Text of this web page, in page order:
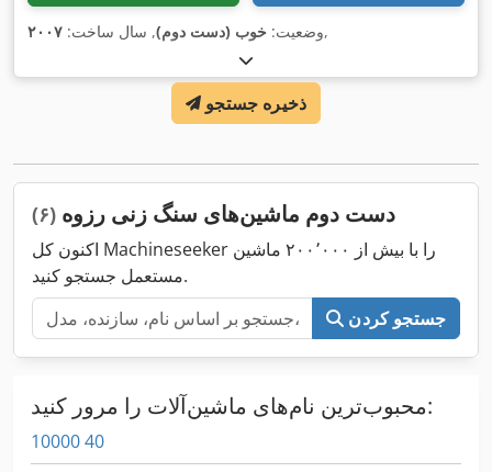
وضعیت: خوب (دست دوم), سال ساخت: ۲۰۰۷ ,
ذخیره جستجو
دست دوم ماشین‌های سنگ زنی رزوه (۶)
اکنون کل Machineseeker را با بیش از ۲۰۰٬۰۰۰ ماشین
مستعمل جستجو کنید.
جستجو کردن
محبوب‌ترین نام‌های ماشین‌آلات را مرور کنید:
10000 40